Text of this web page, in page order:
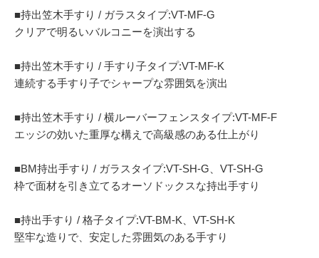
■持出笠木手すり / ガラスタイプ:VT-MF-G
クリアで明るいバルコニーを演出する
■持出笠木手すり / 手すり子タイプ:VT-MF-K
連続する手すり子でシャープな雰囲気を演出
■持出笠木手すり / 横ルーバーフェンスタイプ:VT-MF-F
エッジの効いた重厚な構えで高級感のある仕上がり
■BM持出手すり / ガラスタイプ:VT-SH-G、VT-SH-G
枠で面材を引き立てるオーソドックスな持出手すり
■持出手すり / 格子タイプ:VT-BM-K、VT-SH-K
堅牢な造りで、安定した雰囲気のある手すり